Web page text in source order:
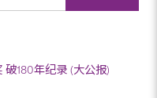
180年纪录 (大公报)